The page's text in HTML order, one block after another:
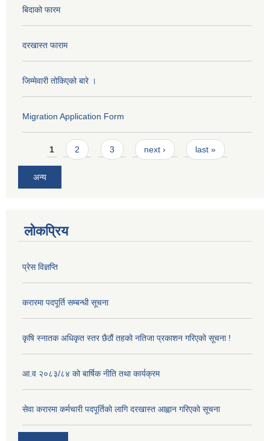
बिदाको फारम
दरखास्त फाराम
जिम्मेवारी तोकिएको बारे ।
Migration Application Form
Pages
1 2 3 next › last »
अन्य
लोकप्रिय
प्रेस विज्ञप्ति
करारमा पदपूर्ति सम्बन्धी सूचना
कृषि स्नातक अधिकृत स्तर छैठौं तहको नतिजा प्रकाशन गरिएको सूचना !
आ.व २०८३/८४ को बार्षिक नीति तथा कार्यक्रम
सेवा करारमा कर्मचारी पदपूर्तिको लागि दरखास्त आह्वान गरिएको सूचना